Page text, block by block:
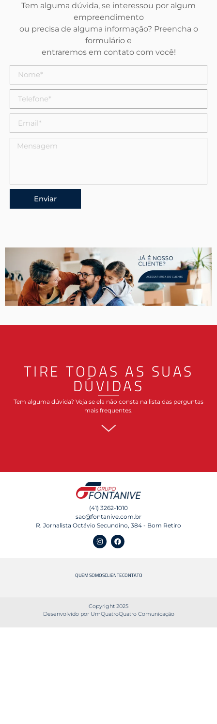
Tem alguma dúvida, se interessou por algum
empreendimento
ou precisa de alguma informação? Preencha o
formulário e
entraremos em contato com você!
Enviar
TIRE TODAS AS SUAS
DÚVIDAS
Tem alguma dúvida? Veja se ela não consta na lista das perguntas
mais frequentes.
(41) 3262-1010
sac@fontanive.com.br
R. Jornalista Octávio Secundino, 384 - Bom Retiro
QUEM SOMOSCLIENTECONTATO
Copyright 2025
Desenvolvido por UmQuatroQuatro Comunicação